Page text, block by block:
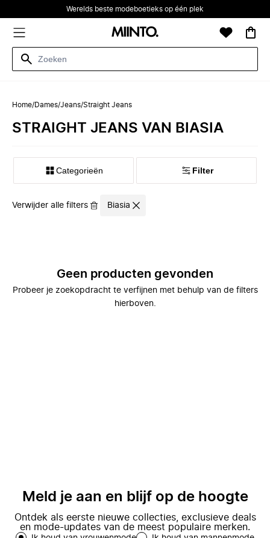
Werelds beste modeboetieks op één plek
Home/Dames/Jeans/Straight Jeans
STRAIGHT JEANS VAN BIASIA
Categorieën Filter
Verwijder alle filters Biasia
Geen producten gevonden
Probeer je zoekopdracht te verfijnen met behulp van de filters
hierboven.
Meld je aan en blijf op de hoogte
Ontdek als eerste nieuwe collecties, exclusieve deals
en mode-updates van de meest populaire merken.